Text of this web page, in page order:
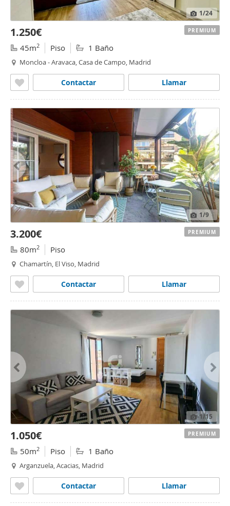
1/24
1.250€
45m2 Piso 1 Baño
Moncloa - Aravaca, Casa de Campo, Madrid
Llamar
Contactar
PREMIUM
1/9
3.200€
80m2 Piso
Chamartín, El Viso, Madrid
Llamar
Contactar
PREMIUM
1/15
1.050€
50m2 Piso 1 Baño
Arganzuela, Acacias, Madrid
Llamar
Contactar
PREMIUM